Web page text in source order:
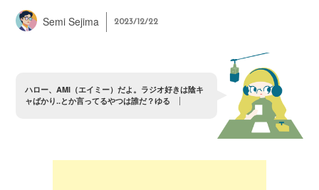
Semi Sejima 2023/12/22
ハロー、 AMI（エイ ミ ー） だよ 。 ラジオ好きは陰キ
ャばかり..とか言ってるやつは誰だ？ゆる